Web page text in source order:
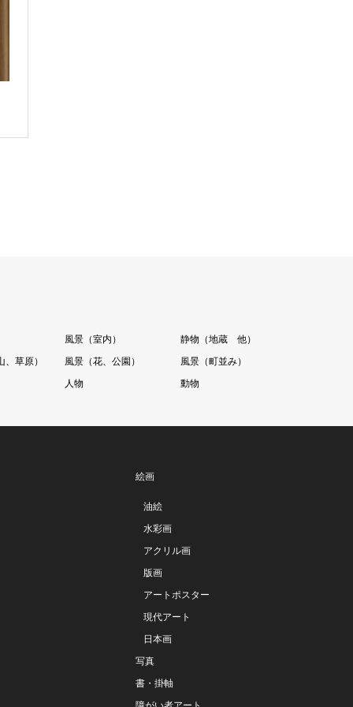
風景（室内）
静物（地蔵 他）
草原）
風景（花、公園）
風景（町並み）
人物
動物
絵画
油絵
水彩画
アクリル画
版画
アートポスター
現代アート
日本画
写真
書・掛軸